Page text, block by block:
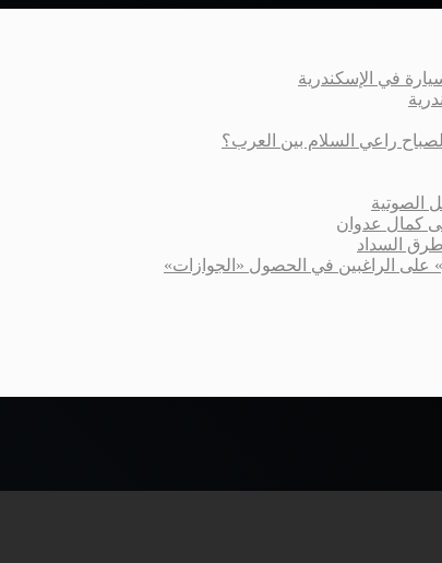
راعي السلام بين العرب؟
الصوتية
كمال عدوان
السداد
على الراغبين في الحصول «الجوازات»